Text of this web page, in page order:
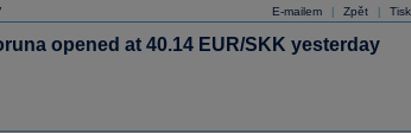
E-mailem Zpět Tisk
opened at 40.14 EUR/SKK yesterday